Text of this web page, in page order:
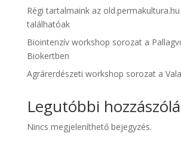
Régi tartalmaink az
találhatóak
Biointenzív workshop sorozat a
Biokertben
Agrárerdészeti workshop sorozat a
Legutóbbi
Nincs megjeleníthető bejegyzés.